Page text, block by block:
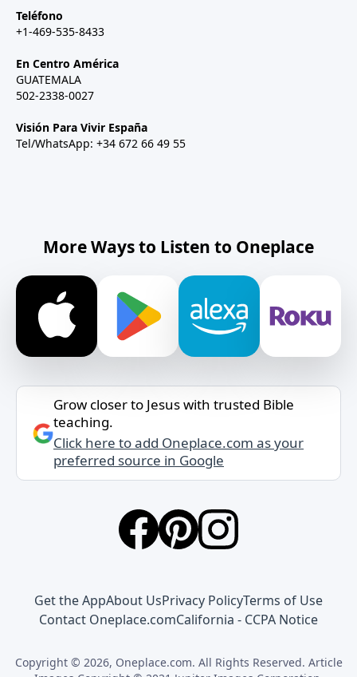
Teléfono
+1-469-535-8433
En Centro América
GUATEMALA
502-2338-0027
Visión Para Vivir España
Tel/WhatsApp: +34 672 66 49 55
More Ways to Listen to Oneplace
Grow closer to Jesus with trusted Bible
teaching.
Click here to add Oneplace.com as your
preferred source in Google
Get the AppAbout UsPrivacy PolicyTerms of Use
Contact Oneplace.comCalifornia - CCPA Notice
Copyright © 2026, Oneplace.com. All Rights Reserved. Article